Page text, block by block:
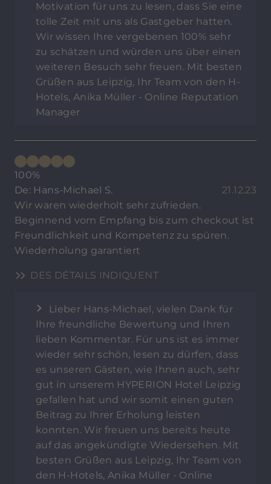
Motivation für uns zu lesen, dass Sie eine
tolle Zeit mit uns als Gastgeber hatten.
Wir wissen Ihre vergebenen 100% sehr
zu schätzen und würden uns über einen
weiteren Besuch sehr freuen. Mit besten
Grüßen aus Leipzig, Ihr Team von den H-
Hotels, Anika Müller - Online Reputation
Manager
100%
De: Hans-Michael S.
21.12.23
Wir waren wiederholt sehr zufrieden.
Beginnend vom Empfang bis zum checkout ist
Freundlichkeit und Kompetenz zu spüren.
Wiederholung garantiert
DES DÉTAILS INDIQUENT
Lieber Hans-Michael, vielen Dank für
Ihre freundliche Bewertung und Ihren
lieben Kommentar. Für uns ist es immer
wieder sehr schön, lesen zu dürfen, dass
es unseren Gästen, wie Ihnen auch, sehr
gut in unserem HYPERION Hotel Leipzig
gefallen hat und wir somit einen guten
Beitrag zu Ihrer Erholung leisten
konnten. Wir freuen uns bereits heute
auf das angekündigte Wiedersehen. Mit
besten Grüßen aus Leipzig, Ihr Team von
den H-Hotels, Anika Müller - Online